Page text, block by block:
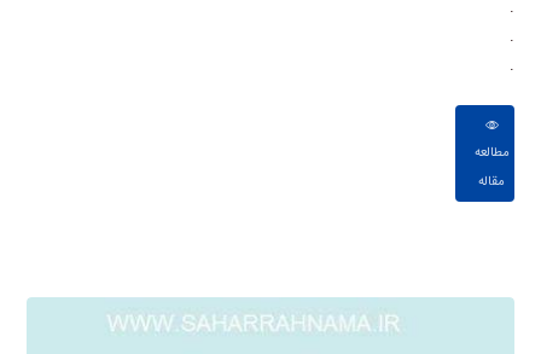
.
.
.
مطالعه
مقاله